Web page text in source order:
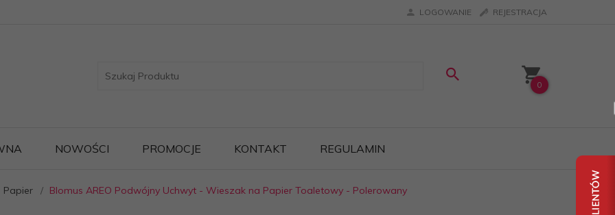
LOGOWANIE REJESTRACJA
0
NOWOŚCI PROMOCJE KONTAKT REGULAMIN
Papier Blomus AREO Podwójny Uchwyt - Wieszak na Papier Toaletowy - Polerowany